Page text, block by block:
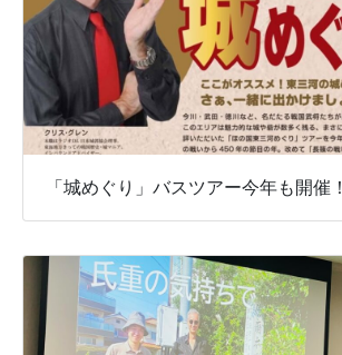
「城めぐり」バスツアー今年も開催！